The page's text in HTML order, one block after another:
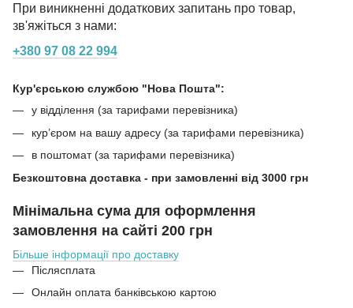
При виникненні додаткових запитань про товар,
зв'яжіться з нами:
+380 97 08 22 994
Кур'єрською службою "Нова Пошта":
у відділення (за тарифами перевізника)
кур’єром на вашу адресу (за тарифами перевізника)
в поштомат (за тарифами перевізника)
Безкоштовна доставка - при замовленні від 3000 грн
Мінімальна сума для оформлення
замовлення на сайті 200 грн
Більше інформації про доставку
Післясплата
Онлайн оплата банківською картою